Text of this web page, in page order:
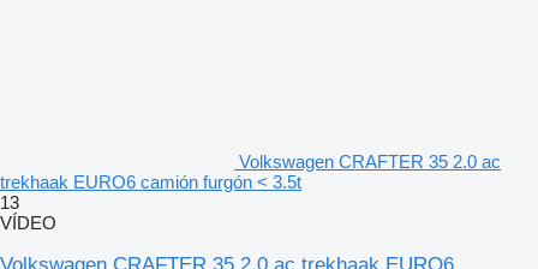
Volkswagen CRAFTER 35 2.0 ac
trekhaak EURO6 camión furgón < 3.5t
13
VÍDEO